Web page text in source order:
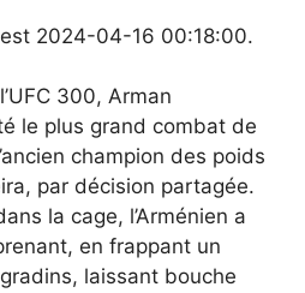
2024-04-16 00:18:00.
300, Arman
le plus grand combat de
champion des poids
par décision partagée.
la cage, l’Arménien a
en frappant un
laissant bouche